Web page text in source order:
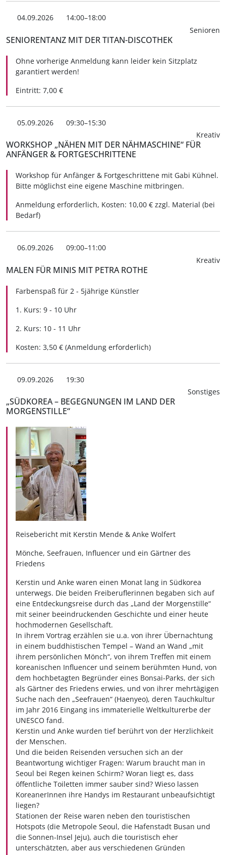
04.09.2026
14:00–18:00
Senioren
SENIORENTANZ MIT DER TITAN-DISCOTHEK
Ohne vorherige Anmeldung kann leider kein Sitzplatz
garantiert werden!
Eintritt: 7,00 €
05.09.2026
09:30–15:30
Kreativ
WORKSHOP „NÄHEN MIT DER NÄHMASCHINE“ FÜR
ANFÄNGER & FORTGESCHRITTENE
Workshop für Anfänger & Fortgeschrittene mit Gabi Kühnel.
Bitte möglichst eine eigene Maschine mitbringen.
Anmeldung erforderlich, Kosten: 10,00 € zzgl. Material (bei
Bedarf)
06.09.2026
09:00–11:00
Kreativ
MALEN FÜR MINIS MIT PETRA ROTHE
Farbenspaß für 2 - 5jährige Künstler
1. Kurs: 9 - 10 Uhr
2. Kurs: 10 - 11 Uhr
Kosten: 3,50 € (Anmeldung erforderlich)
09.09.2026
19:30
Sonstiges
„SÜDKOREA – BEGEGNUNGEN IM LAND DER
MORGENSTILLE“
Reisebericht mit Kerstin Mende & Anke Wolfert
Mönche, Seefrauen, Influencer und ein Gärtner des
Friedens
Kerstin und Anke waren einen Monat lang in Südkorea
unterwegs. Die beiden Freiberuflerinnen begaben sich auf
eine Entdeckungsreise durch das „Land der Morgenstille“
mit seiner beeindruckenden Geschichte und einer heute
hochmodernen Gesellschaft.
In ihrem Vortrag erzählen sie u.a. von ihrer Übernachtung
in einem buddhistischen Tempel – Wand an Wand „mit
ihrem persönlichen Mönch“, von ihrem Treffen mit einem
koreanischen Influencer und seinem berühmten Hund, von
dem hochbetagten Begründer eines Bonsai-Parks, der sich
als Gärtner des Friedens erwies, und von ihrer mehrtägigen
Suche nach den „Seefrauen“ (Haenyeo), deren Tauchkultur
im Jahr 2016 Eingang ins immaterielle Weltkulturerbe der
UNESCO fand.
Kerstin und Anke wurden tief berührt von der Herzlichkeit
der Menschen.
Und die beiden Reisenden versuchen sich an der
Beantwortung wichtiger Fragen: Warum braucht man in
Seoul bei Regen keinen Schirm? Woran liegt es, dass
öffentliche Toiletten immer sauber sind? Wieso lassen
KoreanerInnen ihre Handys im Restaurant unbeaufsichtigt
liegen?
Stationen der Reise waren neben den touristischen
Hotspots (die Metropole Seoul, die Hafenstadt Busan und
die Sonnen-Insel Jeju), auch die touristisch eher
unterschätzten, aber aus verschiedenen Gründen